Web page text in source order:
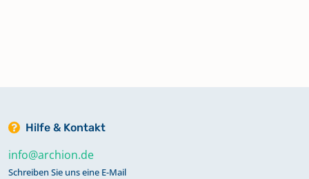
Kircheneintritte 2015 - 2023
Konfirmationen 1960 - 1990
Keine verfügbaren Digitalisate
Hilfe & Kontakt
info@archion.de
Schreiben Sie uns eine E-Mail